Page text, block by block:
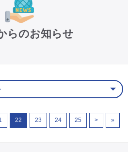
らのお知らせ
22 23 24 25 > »
ヴィってなに?